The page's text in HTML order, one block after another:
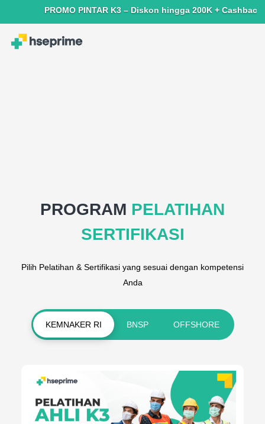
PROMO PINTAR K3 – Diskon hingga 200K + Cashback
PROGRAM PELATIHAN
SERTIFIKASI
Pilih Pelatihan & Sertifikasi yang sesuai dengan kompetensi
Anda
KEMNAKER RI BNSP OFFSHORE